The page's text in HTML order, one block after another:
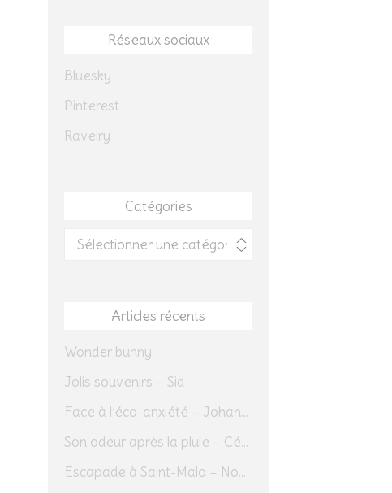
Réseaux sociaux
Bluesky
Pinterest
Ravelry
Catégories
Catégories
Articles récents
Wonder bunny
Jolis souvenirs – Sid
Face à l’éco-anxiété – Johannes Herrmann
Son odeur après la pluie – Cédric Sapin-Defour
Escapade à Saint-Malo – Novembre 2025 – Jour 1